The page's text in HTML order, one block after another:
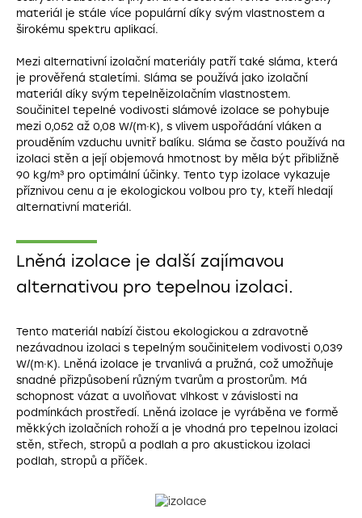
materiál je stále více populární díky svým vlastnostem a
širokému spektru aplikací.
Mezi alternativní izolační materiály patří také sláma, která
je prověřená staletími. Sláma se používá jako izolační
materiál díky svým tepelněizolačním vlastnostem.
Součinitel tepelné vodivosti slámové izolace se pohybuje
mezi 0,052 až 0,08 W/(m·K), s vlivem uspořádání vláken a
prouděním vzduchu uvnitř balíku. Sláma se často používá na
izolaci stěn a její objemová hmotnost by měla být přibližně
90 kg/m³ pro optimální účinky. Tento typ izolace vykazuje
příznivou cenu a je ekologickou volbou pro ty, kteří hledají
alternativní materiál.
Lněná izolace je další zajímavou
alternativou pro tepelnou izolaci.
Tento materiál nabízí čistou ekologickou a zdravotně
nezávadnou izolaci s tepelným součinitelem vodivosti 0,039
W/(m·K). Lněná izolace je trvanlivá a pružná, což umožňuje
snadné přizpůsobení různým tvarům a prostorům. Má
schopnost vázat a uvolňovat vlhkost v závislosti na
podmínkách prostředí. Lněná izolace je vyráběna ve formě
měkkých izolačních rohoží a je vhodná pro tepelnou izolaci
stěn, střech, stropů a podlah a pro akustickou izolaci
podlah, stropů a příček.